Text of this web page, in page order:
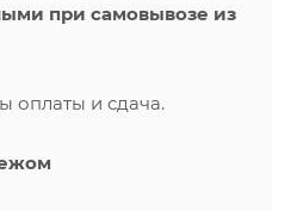
при самовывозе из
оплаты и сдача.